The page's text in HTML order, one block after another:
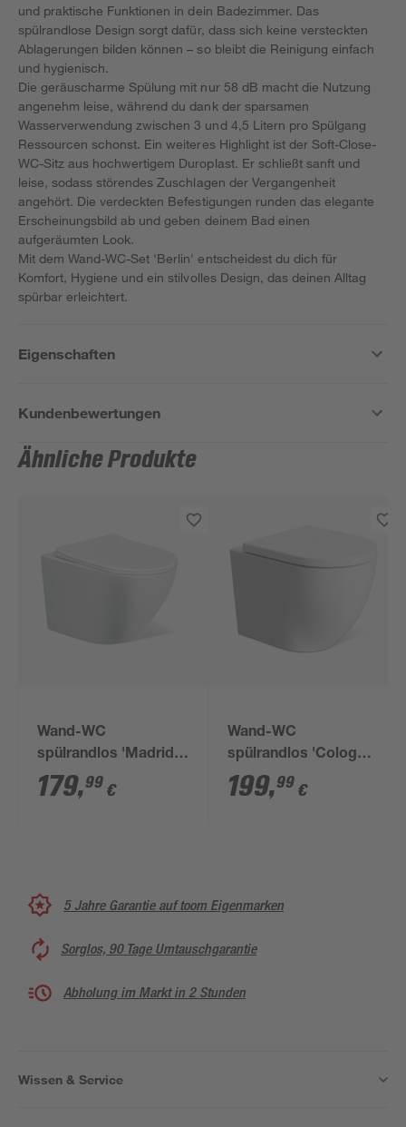
und praktische Funktionen in dein Badezimmer. Das
spülrandlose Design sorgt dafür, dass sich keine versteckten
Ablagerungen bilden können – so bleibt die Reinigung einfach
und hygienisch.
Die geräuscharme Spülung mit nur 58 dB macht die Nutzung
angenehm leise, während du dank der sparsamen
Wasserverwendung zwischen 3 und 4,5 Litern pro Spülgang
Ressourcen schonst. Ein weiteres Highlight ist der Soft-Close-
WC-Sitz aus hochwertigem Duroplast. Er schließt sanft und
leise, sodass störendes Zuschlagen der Vergangenheit
angehört. Die verdeckten Befestigungen runden das elegante
Erscheinungsbild ab und geben deinem Bad einen
aufgeräumten Look.
Mit dem Wand-WC-Set 'Berlin' entscheidest du dich für
Komfort, Hygiene und ein stilvolles Design, das deinen Alltag
spürbar erleichtert.
Eigenschaften
Kundenbewertungen
Ähnliche Produkte
Wand-WC
spülrandlos 'Madrid'
inklusive WC-Sitz
weiß
179,99 €
Wand-WC
spülrandlos 'Cologne'
inklusive WC-Sitz
weiß
199,99 €
5 Jahre Garantie auf toom Eigenmarken
Sorglos, 90 Tage Umtauschgarantie
Abholung im Markt in 2 Stunden
Wissen & Service